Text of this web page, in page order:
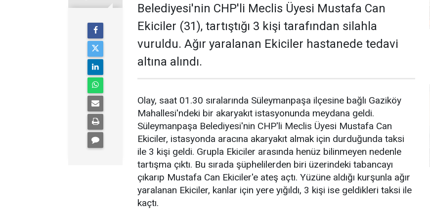
Belediyesi'nin CHP'li Meclis Üyesi Mustafa Can
Ekiciler (31), tartıştığı 3 kişi tarafından silahla
vuruldu. Ağır yaralanan Ekiciler hastanede tedavi
altına alındı.
Olay, saat 01.30 sıralarında Süleymanpaşa ilçesine bağlı Gaziköy
Mahallesi'ndeki bir akaryakıt istasyonunda meydana geldi.
Süleymanpaşa Belediyesi'nin CHP'li Meclis Üyesi Mustafa Can
Ekiciler, istasyonda aracına akaryakıt almak için durduğunda taksi
ile 3 kişi geldi. Grupla Ekiciler arasında henüz bilinmeyen nedenle
tartışma çıktı. Bu sırada şüphelilerden biri üzerindeki tabancayı
çıkarıp Mustafa Can Ekiciler'e ateş açtı. Yüzüne aldığı kurşunla ağır
yaralanan Ekiciler, kanlar için yere yığıldı, 3 kişi ise geldikleri taksi ile
kaçtı.